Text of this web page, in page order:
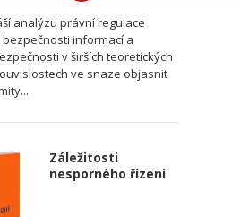
analýzu právní regulace
informací a
v širších teoretických
ve snaze objasnit
Záležitosti
nesporného řízení